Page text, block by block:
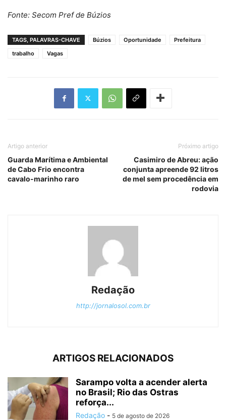
Fonte: Secom Pref de Búzios
TAGS, PALAVRAS-CHAVE Búzios Oportunidade
Prefeitura
trabalho
Vagas
Artigo anterior
Guarda Marítima e Ambiental
de Cabo Frio encontra
cavalo-marinho raro
Próximo artigo
Casimiro de Abreu: ação
conjunta apreende 92 litros
de mel sem procedência em
rodovia
Redação
http://jornalosol.com.br
ARTIGOS RELACIONADOS
Sarampo volta a acender alerta
no Brasil; Rio das Ostras
reforça...
Redação - 5 de agosto de 2026